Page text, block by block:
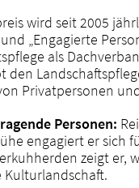
wird seit 2005
„Engagierte
als
Privatpersonen
Personen:
engagiert er sich
zeigt